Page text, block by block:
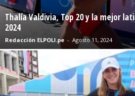
Thalía Valdivia, Top 20 y la mejor
2024
Redacción ELPOLI.pe - Agosto 11, 2024